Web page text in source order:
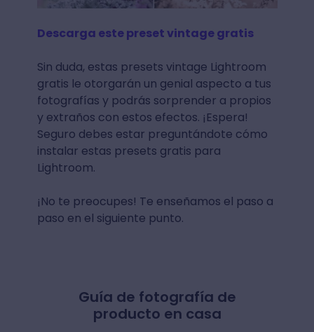
Descarga este preset vintage gratis
Sin duda, estas presets vintage Lightroom
gratis le otorgarán un genial aspecto a tus
fotografías y podrás sorprender a propios
y extraños con estos efectos. ¡Espera!
Seguro debes estar preguntándote cómo
instalar estas presets gratis para
Lightroom.
¡No te preocupes! Te enseñamos el paso a
paso en el siguiente punto.
Guía de fotografía de
producto en casa